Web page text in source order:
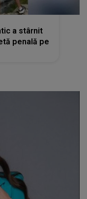
a stârnit
penală pe